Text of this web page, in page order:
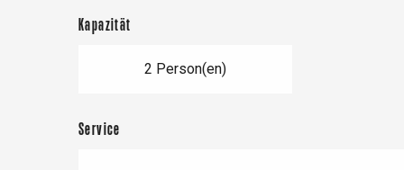
Kapazität
2 Person(en)
Service